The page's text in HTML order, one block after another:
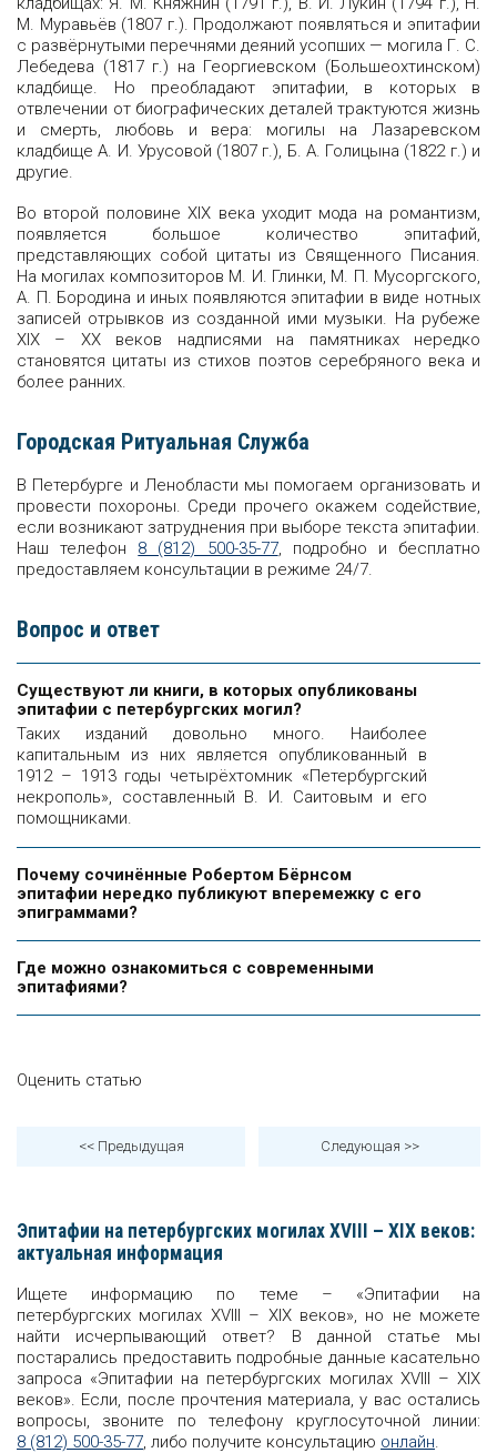
М. Муравьёв (1807 г.). Продолжают появляться и эпитафии
с развёрнутыми перечнями деяний усопших — могила Г. С.
Лебедева (1817 г.) на Георгиевском (Большеохтинском)
кладбище. Но преобладают эпитафии, в которых в
отвлечении от биографических деталей трактуются жизнь
и смерть, любовь и вера: могилы на Лазаревском
кладбище А. И. Урусовой (1807 г.), Б. А. Голицына (1822 г.) и
другие.
Во второй половине XIX века уходит мода на романтизм,
появляется большое количество эпитафий,
представляющих собой цитаты из Священного Писания.
На могилах композиторов М. И. Глинки, М. П. Мусоргского,
А. П. Бородина и иных появляются эпитафии в виде нотных
записей отрывков из созданной ими музыки. На рубеже
XIX – XX веков надписями на памятниках нередко
становятся цитаты из стихов поэтов серебряного века и
более ранних.
Городская Ритуальная Служба
В Петербурге и Ленобласти мы помогаем организовать и
провести похороны. Среди прочего окажем содействие,
если возникают затруднения при выборе текста эпитафии.
Наш телефон 8 (812) 500-35-77, подробно и бесплатно
предоставляем консультации в режиме 24/7.
Вопрос и ответ
Существуют ли книги, в которых опубликованы
эпитафии с петербургских могил?
Таких изданий довольно много. Наиболее
капитальным из них является опубликованный в
1912 – 1913 годы четырёхтомник «Петербургский
некрополь», составленный В. И. Саитовым и его
помощниками.
Почему сочинённые Робертом Бёрнсом
эпитафии нередко публикуют вперемежку с его
эпиграммами?
Где можно ознакомиться с современными
эпитафиями?
Оценить статью
<< Предыдущая Следующая >>
Эпитафии на петербургских могилах XVIII – XIX веков:
актуальная информация
Ищете информацию по теме – «Эпитафии на
петербургских могилах XVIII – XIX веков», но не можете
найти исчерпывающий ответ? В данной статье мы
постарались предоставить подробные данные касательно
запроса «Эпитафии на петербургских могилах XVIII – XIX
веков». Если, после прочтения материала, у вас остались
вопросы, звоните по телефону круглосуточной линии:
8 (812) 500-35-77, либо получите консультацию онлайн.